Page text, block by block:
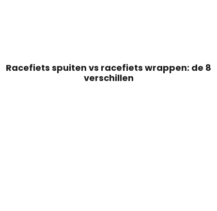
Racefiets spuiten vs racefiets wrappen: de 8
verschillen